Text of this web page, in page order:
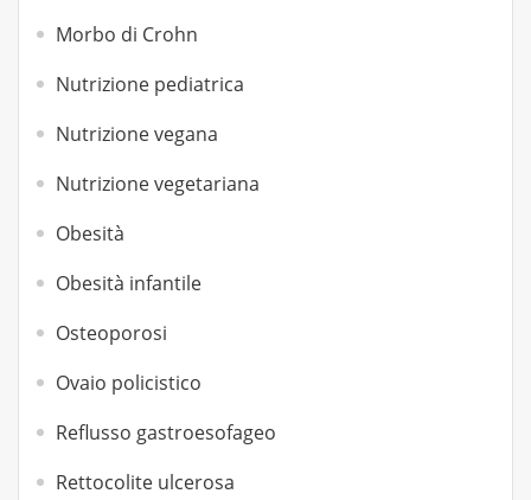
Morbo di Crohn
Nutrizione pediatrica
Nutrizione vegana
Nutrizione vegetariana
Obesità
Obesità infantile
Osteoporosi
Ovaio policistico
Reflusso gastroesofageo
Rettocolite ulcerosa